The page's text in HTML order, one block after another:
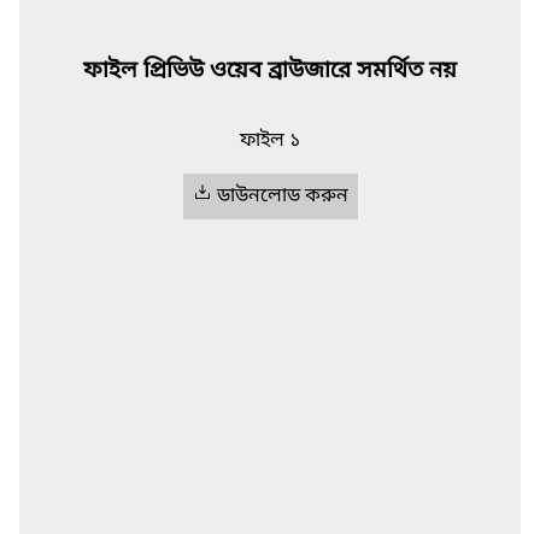
ফাইল প্রিভিউ ওয়েব ব্রাউজারে সমর্থিত নয়
ফাইল ১
ডাউনলোড করুন